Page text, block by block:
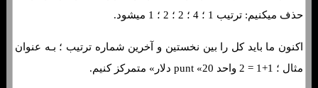
حذف میکنیم: ترتیب 1 ؛ 4 ؛ 2 ؛ 2 ؛ 1 میشود.
اکنون ما باید کل را بین نخستین و آخرین شماره ترتیب ؛ بـه عنوان
مثال ؛ 1+1 = 2 واحد punt «20 دلار» متمرکز کنیم.